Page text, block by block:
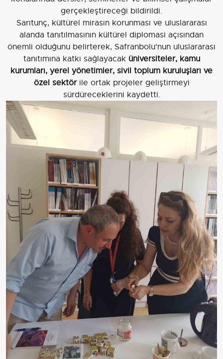
gerçekleştireceği bildirildi.
Sarıtunç, kültürel mirasın korunması ve uluslararası
alanda tanıtılmasının kültürel diplomasi açısından
önemli olduğunu belirterek, Safranbolu'nun uluslararası
tanıtımına katkı sağlayacak üniversiteler, kamu
kurumları, yerel yönetimler, sivil toplum kuruluşları ve
özel sektörile ortak projeler geliştirmeyi
sürdüreceklerini kaydetti.